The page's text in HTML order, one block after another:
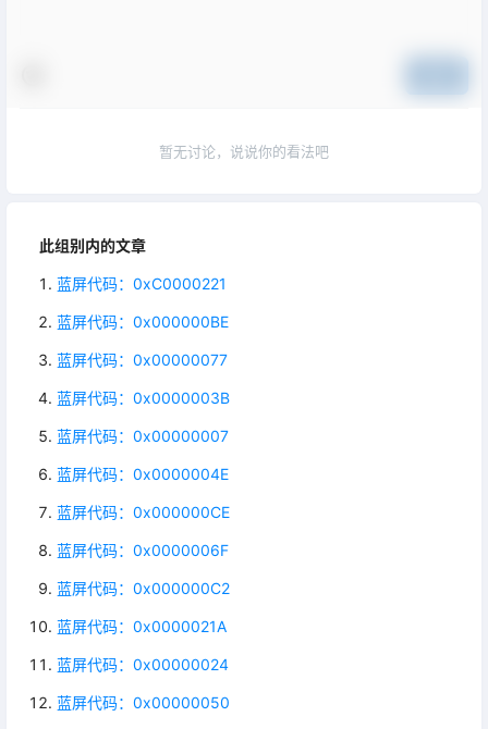
此组别内的文章
蓝屏代码：0xC0000221
蓝屏代码：0x000000BE
蓝屏代码：0x00000077
蓝屏代码：0x0000003B
蓝屏代码：0x00000007
蓝屏代码：0x0000004E
蓝屏代码：0x000000CE
蓝屏代码：0x0000006F
蓝屏代码：0x000000C2
蓝屏代码：0x0000021A
蓝屏代码：0x00000024
蓝屏代码：0x00000050
暂无讨论，说说你的看法吧